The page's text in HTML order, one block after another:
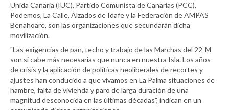
Unida Canaria (IUC), Partido Comunista de Canarias (PCC),
Podemos, La Calle, Alzados de Idafe y la Federación de AMPAS
Benahoare, son las organizaciones que secundarán dicha
movilización.
"Las exigencias de pan, techo y trabajo de las Marchas del 22-M
son si cabe más necesarias que nunca en nuestra Isla. Los años
de crisis y la aplicación de políticas neoliberales de recortes y
ajustes han conducido a que vivamos en La Palma situaciones de
hambre, falta de vivienda y paro de larga duración de una
magnitud desconocida en las últimas décadas", indican en un